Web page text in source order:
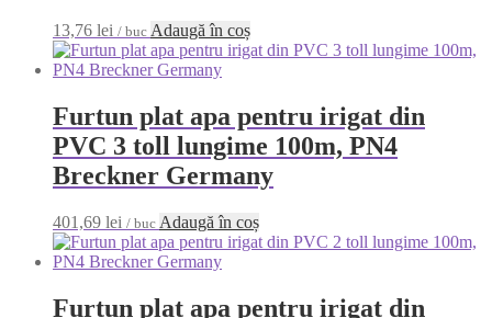
13,76 lei / buc Adaugă în coș
Furtun plat apa pentru irigat din
PVC 3 toll lungime 100m, PN4
Breckner Germany
401,69 lei / buc Adaugă în coș
Furtun plat apa pentru irigat din